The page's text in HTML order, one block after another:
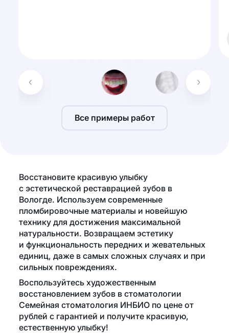
Все примеры работ
Восстановите красивую улыбку
с эстетической реставрацией зубов в
Вологде. Используем современные
пломбировочные материалы и новейшую
технику для достижения максимальной
натуральности. Возвращаем эстетику
и функциональность передних и жевательных
единиц, даже в самых сложных случаях и при
сильных повреждениях.
Воспользуйтесь художественным
восстановлением зубов в стоматологии
Семейная стоматология ИНБИО по цене от
рублей с гарантией и получите красивую,
естественную улыбку!